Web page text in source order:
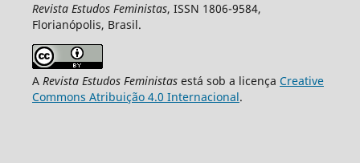
Revista Estudos Feministas, ISSN 1806-9584,
Florianópolis, Brasil.
A Revista Estudos Feministasestá sob a licença Creative
Commons Atribuição 4.0 Internacional.